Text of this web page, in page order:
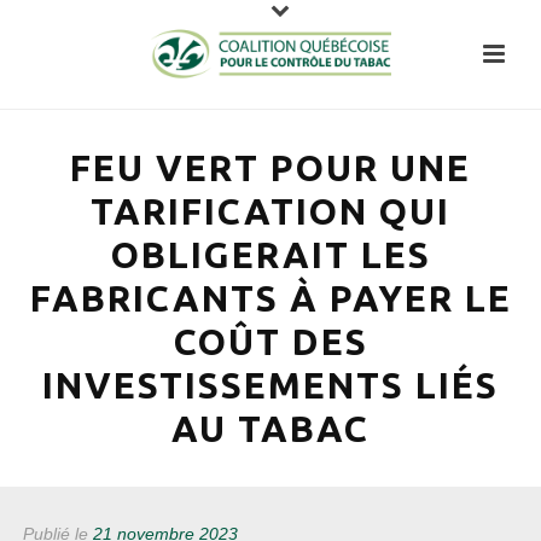
FEU VERT POUR UNE
TARIFICATION QUI
OBLIGERAIT LES
FABRICANTS À PAYER LE
COÛT DES
INVESTISSEMENTS LIÉS
AU TABAC
Publié le 21 novembre 2023